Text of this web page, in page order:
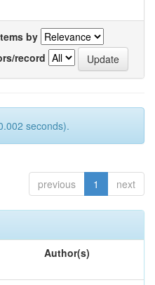
by
record
seconds).
previous 1 next
Author(s)